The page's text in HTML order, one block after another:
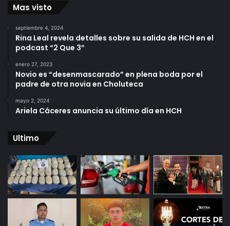
Mas visto
septiembre 4, 2024
Rina Leal revela detalles sobre su salida de HCH en el
podcast “2 Que 3”
enero 27, 2023
Novio es “desenmascarado” en plena boda por el
padre de otra novia en Choluteca
mayo 2, 2024
Ariela Cáceres anuncia su último día en HCH
Ultimo